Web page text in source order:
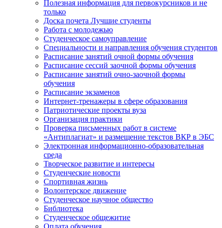
Полезная информация для первокурсников и не
только
Доска почета Лучшие студенты
Работа с молодежью
Студенческое самоуправление
Специальности и направления обучения студентов
Расписание занятий очной формы обучения
Расписание сессий заочной формы обучения
Расписание занятий очно-заочной формы
обучения
Расписание экзаменов
Интернет-тренажеры в сфере образования
Патриотические проекты вуза
Организация практики
Проверка письменных работ в системе
«Антиплагиат» и размещение текстов ВКР в ЭБС
Электронная информационно-образовательная
среда
Творческое развитие и интересы
Студенческие новости
Спортивная жизнь
Волонтерское движение
Студенческое научное общество
Библиотека
Студенческое общежитие
Оплата обучения